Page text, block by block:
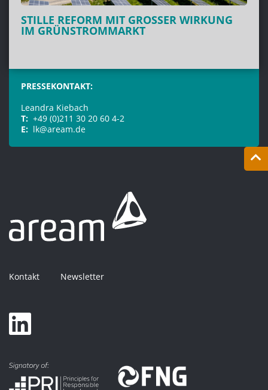
STILLE REFORM MIT GROSSER WIRKUNG I
M GRÜNSTROMMARKT
PRESSEKONTAKT:
Leandra Kiebach
T: +49 (0)211 30 20 60 4-2
E: lk@aream.de
Kontakt Newsletter